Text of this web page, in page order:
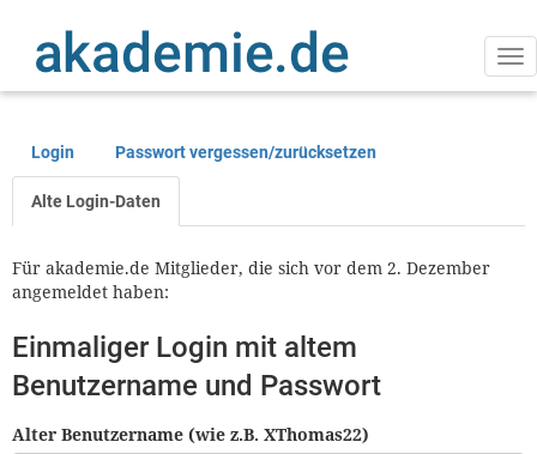
Inhalt
Primäre
Reiter
Login Passwort vergessen/zurücksetzen
Alte Login-Daten
Für akademie.de Mitglieder, die sich vor dem 2. Dezember
angemeldet haben:
Einmaliger Login mit altem
Benutzername und Passwort
Alter Benutzername (wie z.B. XThomas22)